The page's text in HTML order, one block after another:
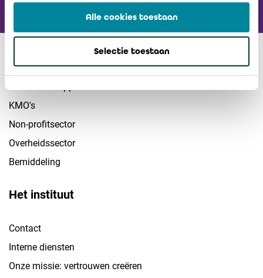
Alle cookies toestaan
Selectie toestaan
KMO's
Non-profitsector
Overheidssector
Bemiddeling
Het instituut
Contact
Interne diensten
Onze missie: vertrouwen creëren